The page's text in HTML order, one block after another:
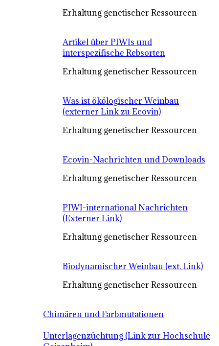
Erhaltung genetischer Ressourcen
Artikel über PIWIs und
interspezifische Rebsorten
Erhaltung genetischer Ressourcen
Was ist ökölogischer Weinbau
(externer Link zu Ecovin)
Erhaltung genetischer Ressourcen
Ecovin-Nachrichten und Downloads
Erhaltung genetischer Ressourcen
PIWI-international Nachrichten
(Externer Link)
Erhaltung genetischer Ressourcen
Biodynamischer Weinbau (ext. Link)
Erhaltung genetischer Ressourcen
Chimären und Farbmutationen
Unterlagenzüchtung (Link zur Hochschule